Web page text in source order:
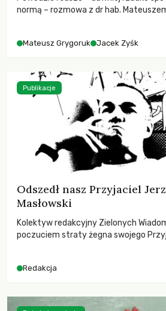
normą – rozmowa z dr hab.
Mateusz Grygoruk Jacek Zyśk
Odszedł nasz Przyjaciel
Masłowski
Kolektyw redakcyjny Zielonych
poczuciem straty żegna swojego
Redakcja
Publikacje